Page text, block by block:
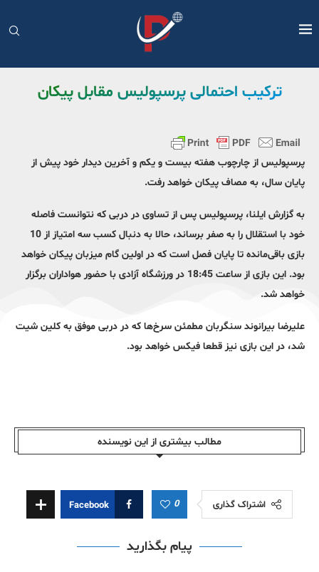
ترکیب احتمالی پرسپولیس مقابل پیکان
پرسپولیس از چارچوب هفته بیست و یکم و آخرین دیدار خود پیش از
پایان سال، به مصاف پیکان خواهد رفت.
به گزارش ایلنا، پرسپولیس پس از تساوی در دربی که نتوانست فاصله
خود با استقلال را به صفر برساند، حالا به دنبال کسب سه امتیاز از 10
بازی باقی‌مانده تا پایان فصل است که در اولین گام میزبان پیکان خواهد
بود. این بازی از ساعت 18:45 در ورزشگاه آزادی با حضور هواداران برگزار
خواهد شد.
علیرضا بیرانوند سنگربان مطمئن سرخ‌ها که در دربی موفق به کلین شیت
شد، در این بازی نیز قطعا فیکس خواهد بود.
مطالب بیشتری از این نویسندە
اشتراک گذاری 0
Facebook
پیام بگذارید